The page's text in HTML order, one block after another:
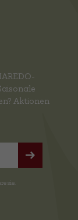
Aktionen
sie.